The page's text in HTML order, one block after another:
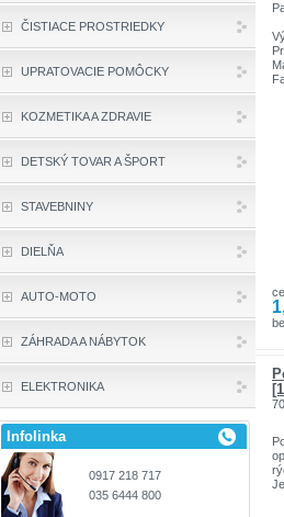
ČISTIACE PROSTRIEDKY
UPRATOVACIE POMÔCKY
KOZMETIKA A ZDRAVIE
DETSKÝ TOVAR A ŠPORT
STAVEBNINY
DIELŇA
AUTO-MOTO
ZÁHRADA A NÁBYTOK
ELEKTRONIKA
Infolinka
0917 218 717
035 6444 800